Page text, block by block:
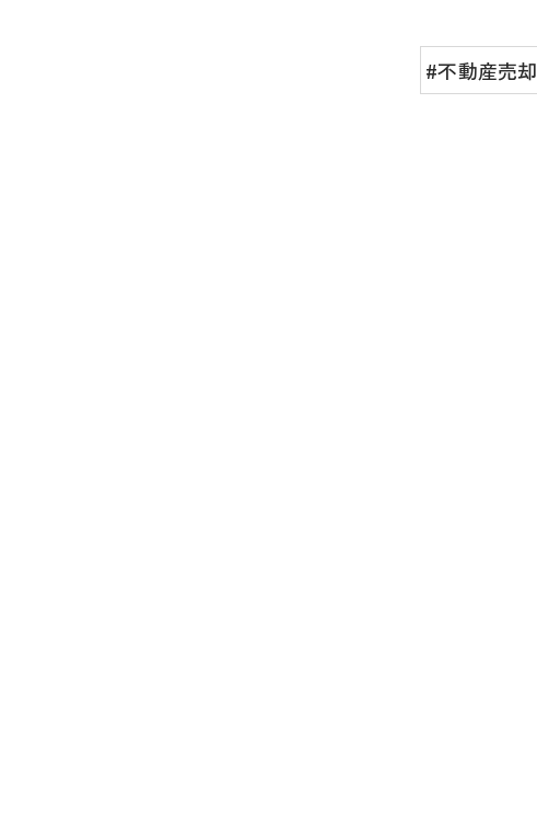
#不動産売却